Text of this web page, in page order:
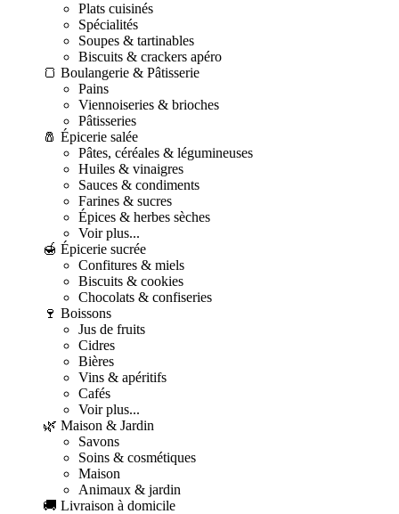
Plats cuisinés
Spécialités
Soupes & tartinables
Biscuits & crackers apéro
🍞 Boulangerie & Pâtisserie
Pains
Viennoiseries & brioches
Pâtisseries
🧂 Épicerie salée
Pâtes, céréales & légumineuses
Huiles & vinaigres
Sauces & condiments
Farines & sucres
Épices & herbes sèches
Voir plus...
🍯 Épicerie sucrée
Confitures & miels
Biscuits & cookies
Chocolats & confiseries
🍷 Boissons
Jus de fruits
Cidres
Bières
Vins & apéritifs
Cafés
Voir plus...
🌿 Maison & Jardin
Savons
Soins & cosmétiques
Maison
Animaux & jardin
🚚 Livraison à domicile